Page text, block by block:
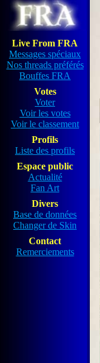
Live From FRA
Messages spéciaux
Nos threads préférés
Bouffes FRA
Votes
Voter
Voir les votes
Voir le classement
Profils
Liste des profils
Espace public
Actualité
Fan Art
Divers
Base de données
Changer de Skin
Contact
Remerciements